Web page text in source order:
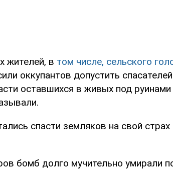
жителей, в том числе, сельского
оккупантов допустить
оставшихся в живых под
спасти земляков на свой страх
бомб долго мучительно умирали